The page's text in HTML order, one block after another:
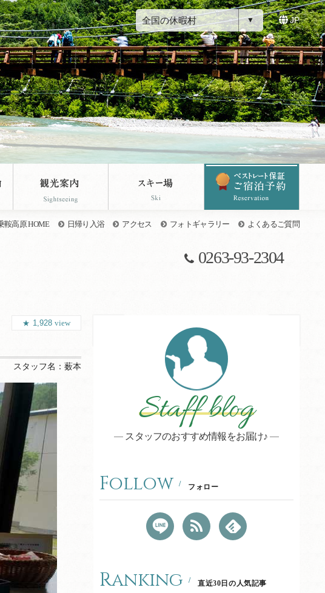
全国の休暇村 JP
鞍高原 HOME 日帰り入浴 アクセス フォトギャラリー よくあるご質問
0263-93-2304
1,928 view
スタッフ名： 薮本
Staff blog
スタッフのおすすめ情報をお届け♪
Follow フォロー
Ranking 直近30日の人気記事